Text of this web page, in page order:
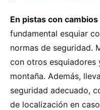
En pistas con
fundamental esquiar
normas de seguridad.
con otros esquiadores
montaña. Además,
seguridad adecuado,
de localización en